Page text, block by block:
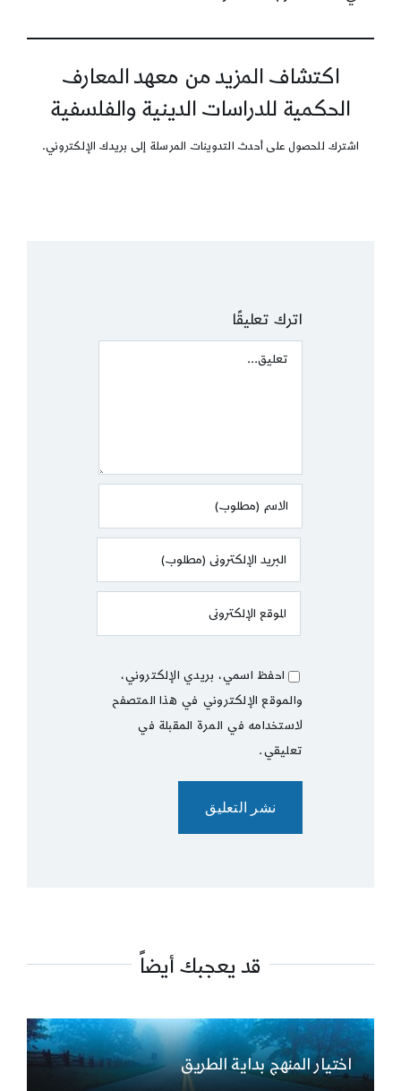
اكتشاف المزيد من معهد المعارف
الحكمية للدراسات الدينية والفلسفية
اشترك للحصول على أحدث التدوينات المرسلة إلى بريدك الإلكتروني.
اترك تعليقًا
Comment
احفظ اسمي، بريدي الإلكتروني،
والموقع الإلكتروني في هذا المتصفح
لاستخدامه في المرة المقبلة في
تعليقي.
قد يعجبك أيضاً
اختيار المنهج بداية الطريق